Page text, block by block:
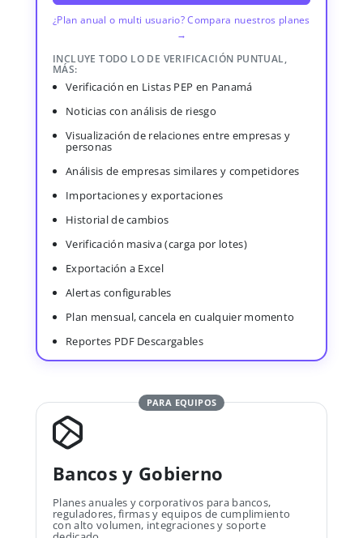
¿Plan anual o multi usuario? Compara nuestros planes
→
INCLUYE TODO LO DE VERIFICACIÓN PUNTUAL,
MÁS:
Verificación en Listas PEP en Panamá
Noticias con análisis de riesgo
Visualización de relaciones entre empresas y
personas
Análisis de empresas similares y competidores
Importaciones y exportaciones
Historial de cambios
Verificación masiva (carga por lotes)
Exportación a Excel
Alertas configurables
Plan mensual, cancela en cualquier momento
Reportes PDF Descargables
PARA EQUIPOS
Bancos y Gobierno
Planes anuales y corporativos para bancos,
reguladores, firmas y equipos de cumplimiento
con alto volumen, integraciones y soporte